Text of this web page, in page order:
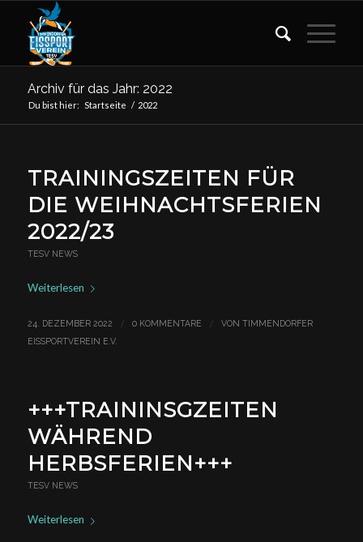
Archiv für das Jahr: 2022
Du bist hier: Startseite / 2022
TRAININGSZEITEN FÜR
DIE WEIHNACHTSFERIEN
2022/23
TESV NEWS
Weiterlesen
24. DEZEMBER 2022 / 0 KOMMENTARE / VON TIMMENDORFER
EISSPORTVEREIN E.V.
+++TRAININSGZEITEN
WÄHREND
HERBSFERIEN+++
TESV NEWS
Weiterlesen